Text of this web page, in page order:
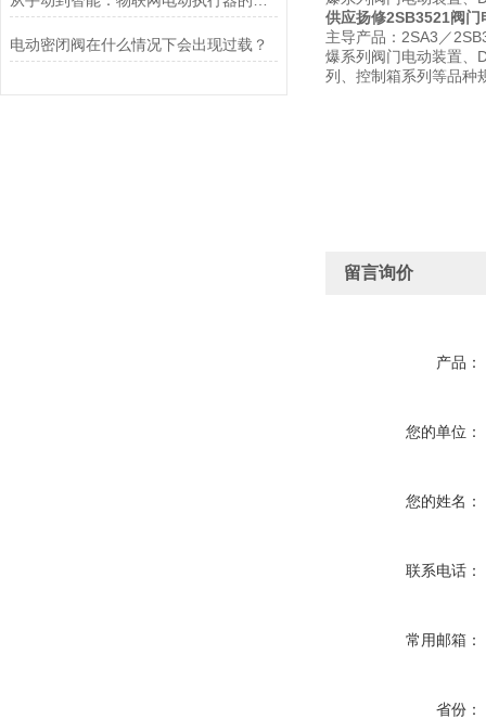
电动密闭阀在什么情况下会出现过载？
供应扬修2SB3521阀门
主导产品：2SA3／
爆系列阀门电动装置、
列、控制箱系列等品种
留言询价
产品：
您的单位：
您的姓名：
联系电话：
常用邮箱：
省份：